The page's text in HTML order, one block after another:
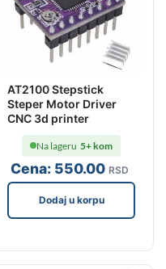
AT2100 Stepstick
Steper Motor Driver
CNC 3d printer
Cena: 550.00 RSD
Na lageru 5+ kom
Dodaj u korpu